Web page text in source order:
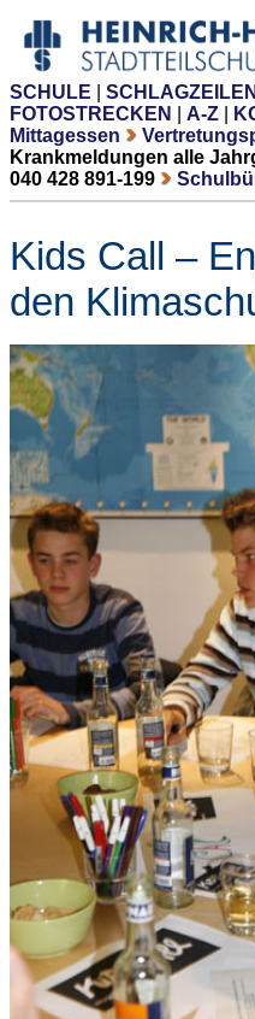
SCHULE SCHLAGZEILEN
FOTOSTRECKEN
A-Z
Mittagessen
Krankmeldungen alle
040 428 891-199
Kids Call –
den